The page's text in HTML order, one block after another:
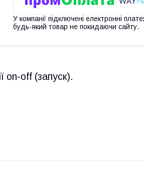
У компанії підключені електронні
будь-який товар не покидаючи сайту.
on-off (запуск).